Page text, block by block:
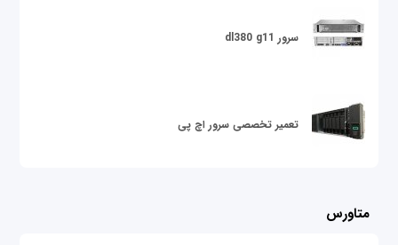
سرور dl380 g11
تعمیر تخصصی سرور اچ پی
متاورس